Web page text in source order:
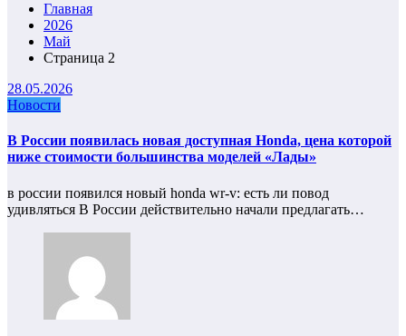
Главная
2026
Май
Страница 2
28.05.2026
Новости
В России появилась новая доступная Honda, цена которой
ниже стоимости большинства моделей «Лады»
в россии появился новый honda wr-v: есть ли повод
удивляться В России действительно начали предлагать…